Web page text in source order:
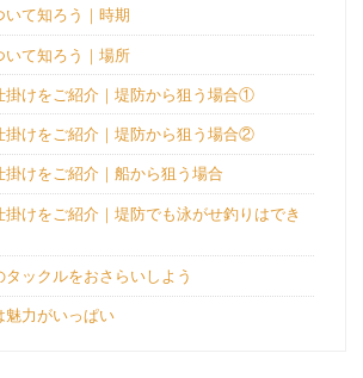
いて知ろう｜時期
いて知ろう｜場所
掛けをご紹介｜堤防から狙う場合①
掛けをご紹介｜堤防から狙う場合②
掛けをご紹介｜船から狙う場合
掛けをご紹介｜堤防でも泳がせ釣りはでき
タックルをおさらいしよう
魅力がいっぱい